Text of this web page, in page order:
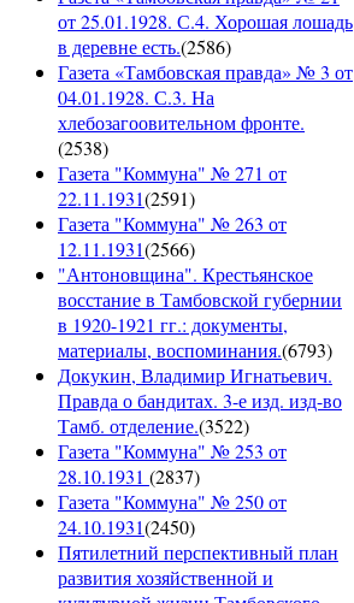
от 25.01.1928. С.4. Хорошая лошадь
в деревне есть.(2586)
Газета «Тамбовская правда» № 3 от
04.01.1928. С.3. На
хлебозагоовительном фронте.
(2538)
Газета "Коммуна" № 271 от
22.11.1931(2591)
Газета "Коммуна" № 263 от
12.11.1931(2566)
"Антоновщина". Крестьянское
восстание в Тамбовской губернии
в 1920-1921 гг.: документы,
материалы, воспоминания.(6793)
Докукин, Владимир Игнатьевич.
Правда о бандитах. 3-е изд. изд-во
Тамб. отделение.(3522)
Газета "Коммуна" № 253 от
28.10.1931 (2837)
Газета "Коммуна" № 250 от
24.10.1931(2450)
Пятилетний перспективный план
развития хозяйственной и